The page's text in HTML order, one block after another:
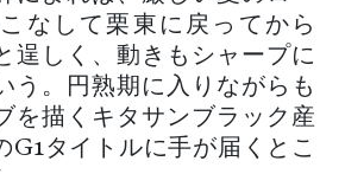
なして栗東に戻ってから
逞しく、動きもシャープに
う。円熟期に入りながらも
を描くキタサンブラック産
G1タイトルに手が届くとこ